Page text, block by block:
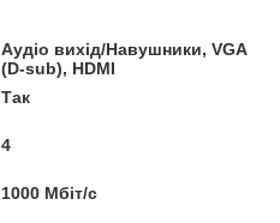
Аудіо вихід/Навушники, VGA
(D-sub), HDMI
Так
4
1000 Мбіт/с